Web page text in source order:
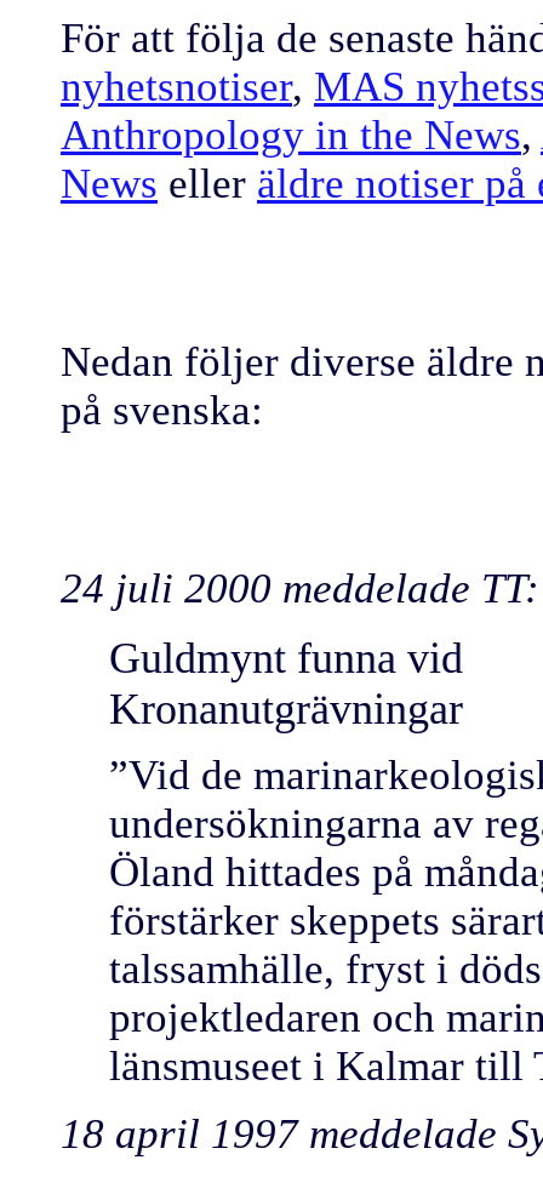
För att följa de senaste
nyhetsnotiser, MAS
Anthropology in the News,
News eller äldre notiser på
Nedan följer diverse äldre
på svenska:
24 juli 2000 meddelade TT:
Guldmynt funna vid
Kronanutgrävningar
”Vid de
undersökningarna av
Öland hittades på
förstärker skeppets
talssamhälle, fryst i
projektledaren och
länsmuseet i Kalmar till
18 april 1997 meddelade